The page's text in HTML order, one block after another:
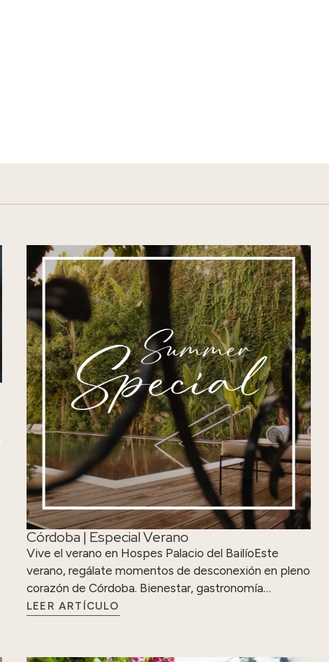
Córdoba | Especial Verano
Vive el verano en Hospes Palacio del BailíoEste
verano, regálate momentos de desconexión en pleno
corazón de Córdoba. Bienestar, gastronomía…
LEER ARTÍCULO